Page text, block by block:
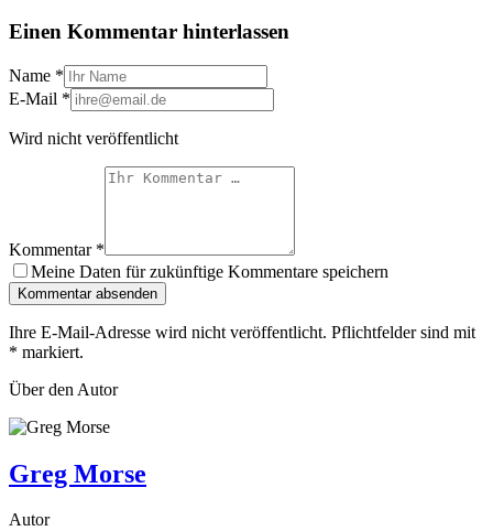
Einen Kommentar hinterlassen
Name *
E-Mail *
Wird nicht veröffentlicht
Kommentar *
Meine Daten für zukünftige Kommentare speichern
Kommentar absenden
Ihre E-Mail-Adresse wird nicht veröffentlicht. Pflichtfelder sind mit
* markiert.
Über den Autor
Greg Morse
Autor